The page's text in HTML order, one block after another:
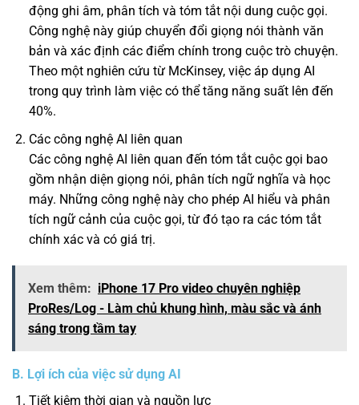
động ghi âm, phân tích và tóm tắt nội dung cuộc gọi.
Công nghệ này giúp chuyển đổi giọng nói thành văn
bản và xác định các điểm chính trong cuộc trò chuyện.
Theo một nghiên cứu từ McKinsey, việc áp dụng AI
trong quy trình làm việc có thể tăng năng suất lên đến
40%.
Các công nghệ AI liên quan
Các công nghệ AI liên quan đến tóm tắt cuộc gọi bao
gồm nhận diện giọng nói, phân tích ngữ nghĩa và học
máy. Những công nghệ này cho phép AI hiểu và phân
tích ngữ cảnh của cuộc gọi, từ đó tạo ra các tóm tắt
chính xác và có giá trị.
Xem thêm: iPhone 17 Pro video chuyên nghiệp
ProRes/Log - Làm chủ khung hình, màu sắc và ánh
sáng trong tầm tay
B. Lợi ích của việc sử dụng AI
Tiết kiệm thời gian và nguồn lực